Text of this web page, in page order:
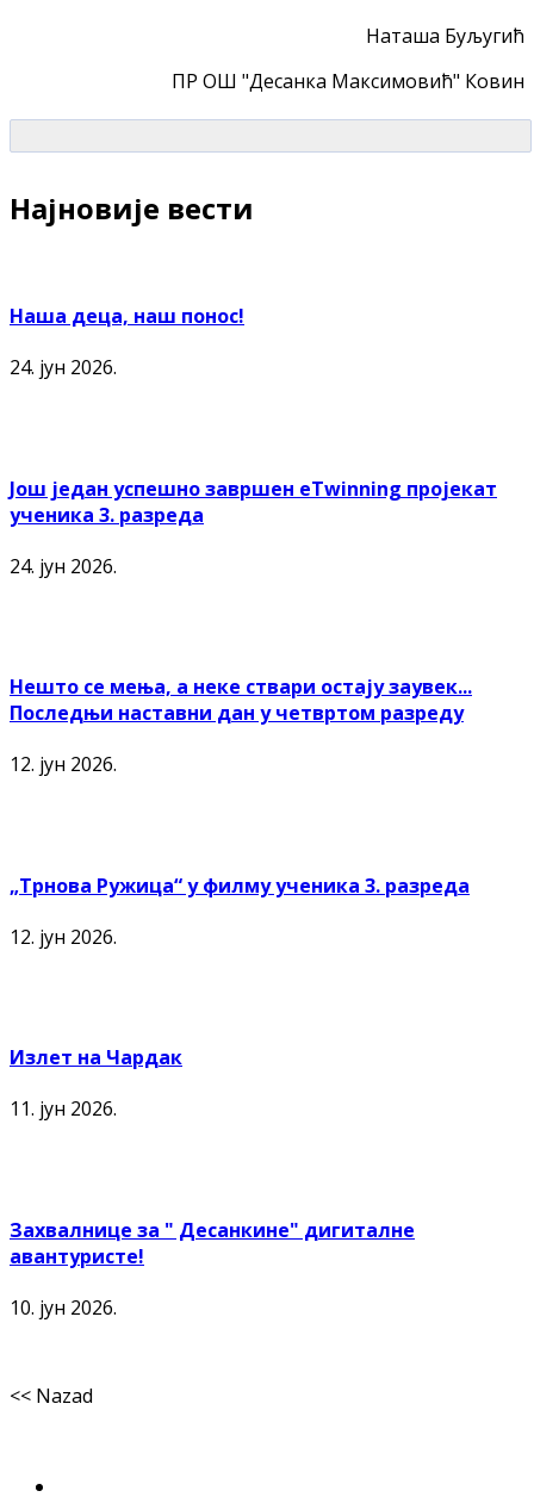
Наташа Буљугић
ПР ОШ "Десанка Максимовић" Ковин
Најновије вести
Наша деца, наш понос!
24. јун 2026.
Још један успешно завршен еTwinning пројекат
ученика 3. разреда
24. јун 2026.
Нешто се мења, а неке ствари остају заувек...
Последњи наставни дан у четвртом разреду
12. јун 2026.
„Трнова Ружица“ у филму ученика 3. разреда
12. јун 2026.
Излет на Чардак
11. јун 2026.
Захвалнице за " Десанкине" дигиталне
авантуристе!
10. јун 2026.
<< Nazad